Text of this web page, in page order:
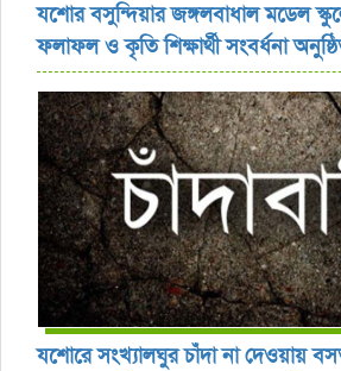
যশোর বসুন্দিয়ার জঙ্গলবাধাল মডেল
ফলাফল ও কৃতি শিক্ষার্থী সংবর্ধনা
যশোরে সংখ্যালঘুর চাঁদা না দেওয়ায়